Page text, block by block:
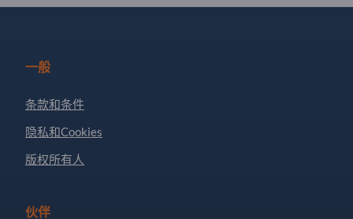
一般
条款和条件
隐私和Cookies
版权所有人
伙伴